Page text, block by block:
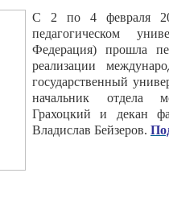
С 2 по 4 февраля
педагогическом
Федерация) прошла
реализации
государственный
начальник отдела
Грахоцкий и декан
Владислав Бейзеров.